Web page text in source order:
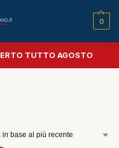
0
TUTTO AGOSTO